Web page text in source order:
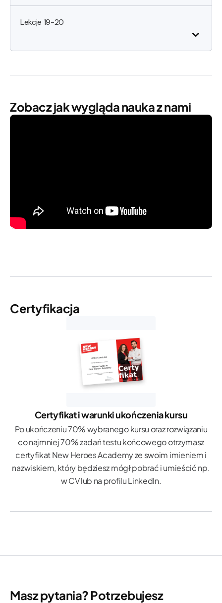
Lekcje 19-20
Zobacz jak wygląda nauka z nami
Certyfikacja
Certyfikat i warunki ukończenia kursu
Po ukończeniu 70% wybranego kursu oraz rozwiązaniu
co najmniej 70% zadań testu końcowego otrzymasz
certyfikat New Heroes Academy ze swoim imieniem i
nazwiskiem, który będziesz mógł pobrać i umieścić np.
w CV lub na profilu LinkedIn.
Masz pytania? Potrzebujesz